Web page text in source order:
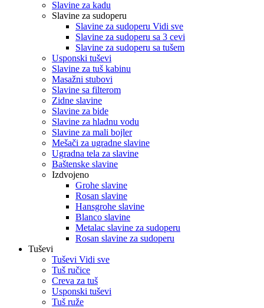
Slavine za kadu
Slavine za sudoperu
Slavine za sudoperu Vidi sve
Slavine za sudoperu sa 3 cevi
Slavine za sudoperu sa tušem
Usponski tuševi
Slavine za tuš kabinu
Masažni stubovi
Slavine sa filterom
Zidne slavine
Slavine za bide
Slavine za hladnu vodu
Slavine za mali bojler
Mešači za ugradne slavine
Ugradna tela za slavine
Baštenske slavine
Izdvojeno
Grohe slavine
Rosan slavine
Hansgrohe slavine
Blanco slavine
Metalac slavine za sudoperu
Rosan slavine za sudoperu
Tuševi
Tuševi Vidi sve
Tuš ručice
Creva za tuš
Usponski tuševi
Tuš ruže